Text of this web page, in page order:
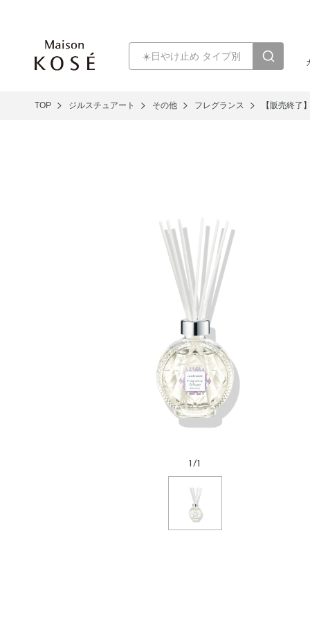
TOP ジルスチュアート その他 フレグランス 【販売終了
1 /1